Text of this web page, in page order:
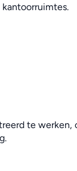
kantoorruimtes.
te